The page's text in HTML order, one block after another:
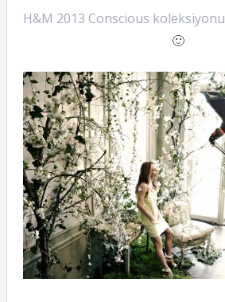
H&M 2013 Conscious koleksiyonu
🙂